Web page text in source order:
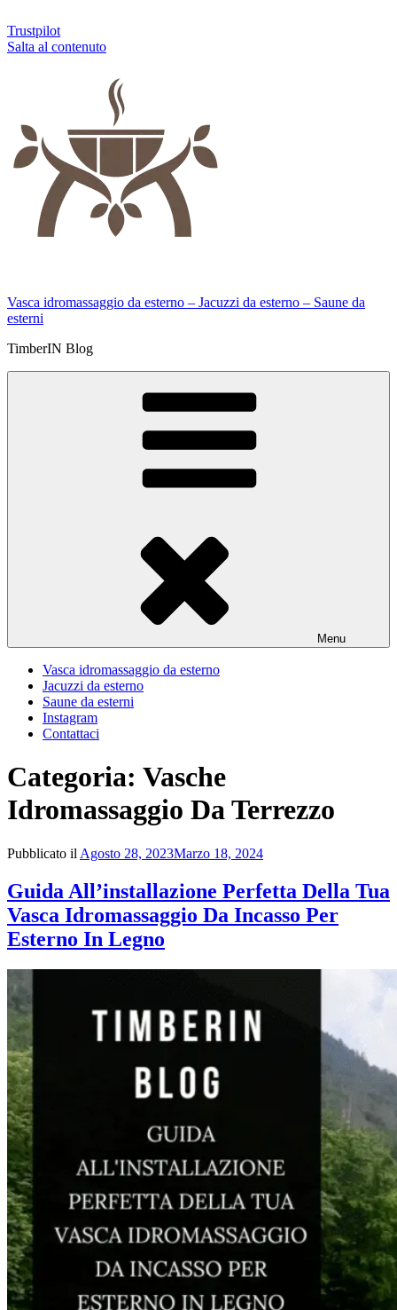
Trustpilot
Salta al contenuto
Vasca idromassaggio da esterno – Jacuzzi da esterno – Saune da
esterni
TimberIN Blog
Menu
Vasca idromassaggio da esterno
Jacuzzi da esterno
Saune da esterni
Instagram
Contattaci
Categoria: Vasche
Idromassaggio Da Terrezzo
Pubblicato il Agosto 28, 2023Marzo 18, 2024
Guida All’installazione Perfetta Della Tua
Vasca Idromassaggio Da Incasso Per
Esterno In Legno